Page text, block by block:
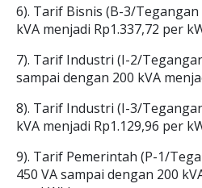
6). Tarif Bisnis (B-3/
kVA menjadi Rp1.337,72 per
7). Tarif Industri (I-2/
sampai dengan 200 kVA
8). Tarif Industri (I-3/
kVA menjadi Rp1.129,96 per
9). Tarif Pemerintah (P-1/
450 VA sampai dengan 200